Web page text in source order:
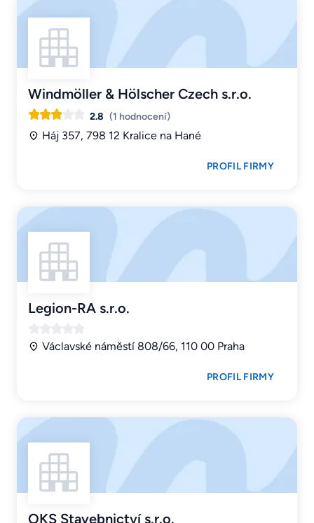
Windmöller & Hölscher Czech s.r.o.
2.8 (1 hodnocení)
Háj 357, 798 12 Kralice na Hané
PROFIL FIRMY
Legion-RA s.r.o.
Václavské náměstí 808/66, 110 00 Praha
PROFIL FIRMY
OKS Stavebnictví s.r.o.